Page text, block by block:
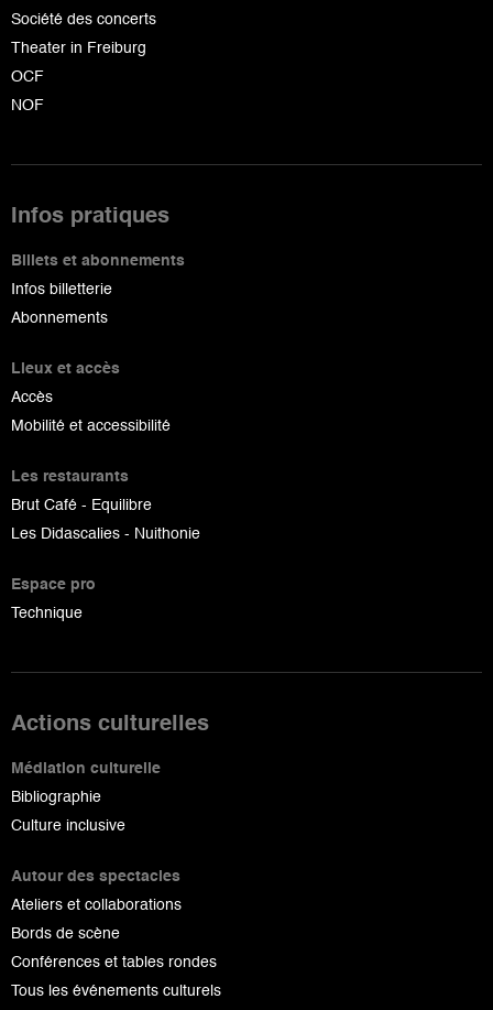
Société des concerts
Theater in Freiburg
OCF
NOF
Infos pratiques
Billets et abonnements
Infos billetterie
Abonnements
Lieux et accès
Accès
Mobilité et accessibilité
Les restaurants
Brut Café - Equilibre
Les Didascalies - Nuithonie
Espace pro
Technique
Actions culturelles
Médiation culturelle
Bibliographie
Culture inclusive
Autour des spectacles
Ateliers et collaborations
Bords de scène
Conférences et tables rondes
Tous les événements culturels